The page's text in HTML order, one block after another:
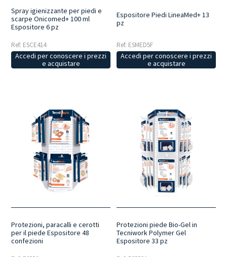
Spray igienizzante per piedi e
scarpe Onicomed+ 100 ml
Espositore 6 pz
Ref: ESCE414
Accedi per conoscere i prezzi
e acquistare
Espositore Piedi LineaMed+ 13
pz
Ref: ESMED5F
Accedi per conoscere i prezzi
e acquistare
Protezioni, paracalli e cerotti
per il piede Espositore 48
confezioni
Protezioni piede Bio-Gel in
Tecniwork Polymer Gel
Espositore 33 pz